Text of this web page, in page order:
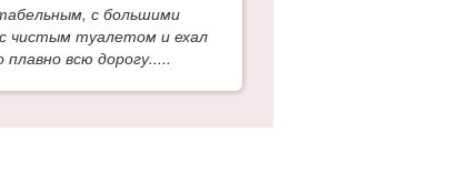
с большими
чистым туалетом и ехал
плавно всю дорогу.....